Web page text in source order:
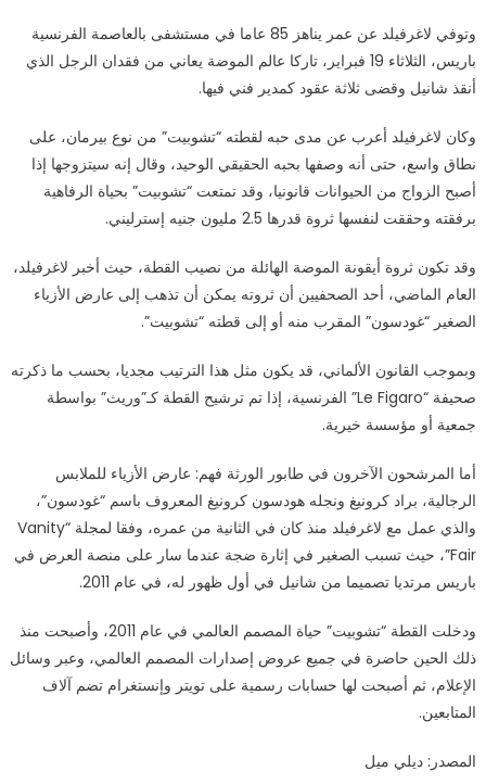
رغم
عدم
تمكنه
الزواج
بها!
مغلقة
وتوفي لاغرفيلد عن عمر يناهز 85 عاما في مستشفى بالعاصمة الفرنسية
باريس، الثلاثاء 19 فبراير، تاركا عالم الموضة يعاني من فقدان الرجل الذي
أنقذ شانيل وقضى ثلاثة عقود كمدير فني فيها.
وكان لاغرفيلد أعرب عن مدى حبه لقطته “تشوبيت” من نوع بيرمان، على
نطاق واسع، حتى أنه وصفها بحبه الحقيقي الوحيد، وقال إنه سيتزوجها إذا
أصبح الزواج من الحيوانات قانونيا، وقد تمتعت “تشوبيت” بحياة الرفاهية
برفقته وحققت لنفسها ثروة قدرها 2.5 مليون جنيه إسترليني.
وقد تكون ثروة أيقونة الموضة الهائلة من نصيب القطة، حيث أخبر لاغرفيلد،
العام الماضي، أحد الصحفيين أن ثروته يمكن أن تذهب إلى عارض الأزياء
الصغير “غودسون” المقرب منه أو إلى قطته “تشوبيت”.
وبموجب القانون الألماني، قد يكون مثل هذا الترتيب مجديا، بحسب ما ذكرته
صحيفة “Le Figaro” الفرنسية، إذا تم ترشيح القطة كـ”وريث” بواسطة
جمعية أو مؤسسة خيرية.
أما المرشحون الآخرون في طابور الورثة فهم: عارض الأزياء للملابس
الرجالية، براد كرونيغ ونجله هودسون كرونيغ المعروف باسم “غودسون”،
والذي عمل مع لاغرفيلد منذ كان في الثانية من عمره، وفقا لمجلة “Vanity
Fair”، حيث تسبب الصغير في إثارة ضجة عندما سار على منصة العرض في
باريس مرتديا تصميما من شانيل في أول ظهور له، في عام 2011.
ودخلت القطة “تشوبيت” حياة المصمم العالمي في عام 2011، وأصبحت منذ
ذلك الحين حاضرة في جميع عروض إصدارات المصمم العالمي، وعبر وسائل
الإعلام، ثم أصبحت لها حسابات رسمية على تويتر وإنستغرام تضم آلاف
المتابعين.
المصدر: ديلي ميل